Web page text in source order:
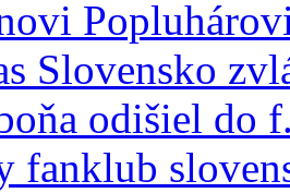
Slovensko
odišiel do
fanklub